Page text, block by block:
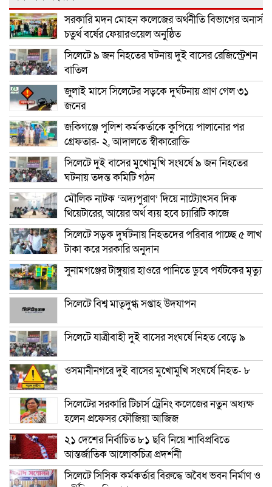
সরকারি মদন মোহন কলেজের অর্থনীতি বিভাগের অনার্স
চতুর্থ বর্ষের ফেয়ারওয়েল অনুষ্ঠিত
সিলেটে ৯ জন নিহতের ঘটনায় দুই বাসের রেজিস্ট্রেশন
বাতিল
জুলাই মাসে সিলেটের সড়কে দুর্ঘটনায় প্রাণ গেল ৩১
জনের
জকিগঞ্জে পুলিশ কর্মকর্তাকে কুপিয়ে পালানোর পর
গ্রেফতার- ২, আদালতে স্বীকারোক্তি
সিলেটে দুই বাসের মুখোমুখি সংঘর্ষে ৯ জন নিহতের
ঘটনায় তদন্ত কমিটি গঠন
মৌলিক নাটক ‘অদ্যপুরাণ’ দিয়ে নাট্যোৎসব দিক
থিয়েটারের, আয়ের অর্থ ব্যয় হবে চ্যারিটি কাজে
সিলেটে সড়ক দুর্ঘটনায় নিহতদের পরিবার পাচ্ছে ৫ লাখ
টাকা করে সরকারি অনুদান
সুনামগঞ্জের টাঙ্গুয়ার হাওরে পানিতে ডুবে পর্যটকের মৃত্যু
সিলেটে বিশ্ব মাতৃদুগ্ধ সপ্তাহ উদযাপন
সিলেটে যাত্রীবাহী দুই বাসের সংঘর্ষে নিহত বেড়ে ৯
ওসমানীনগরে দুই বাসের মুখোমুখি সংঘর্ষে নিহত- ৮
সিলেটের সরকারি টিচার্স ট্রেনিং কলেজের নতুন অধ্যক্ষ
হলেন প্রফেসর ফৌজিয়া আজিজ
২১ দেশের নির্বাচিত ৮১ ছবি নিয়ে শাবিপ্রবিতে
আন্তর্জাতিক আলোকচিত্র প্রদর্শনী
সিলেটে সিসিক কর্মকর্তার বিরুদ্ধে অবৈধ ভবন নির্মাণ ও